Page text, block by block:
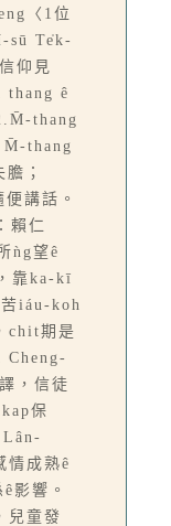
〈1位
sū Te̍k-
仰見
thang ê
thang
thang
；
講話。
賴仁
ǹg望ê
靠ka-kī
iáu-koh
chit期是
Cheng-
，信徒
保
Lân-
情成熟ê
影響。
兒童發